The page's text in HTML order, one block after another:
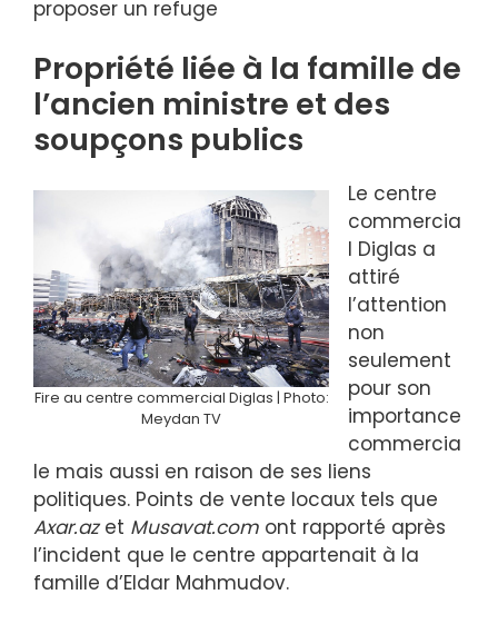
proposer un refuge
Propriété liée à la famille de
l’ancien ministre et des
soupçons publics
Fire au centre commercial Diglas | Photo:
Meydan TV
Le centre
commercia
l Diglas a
attiré
l’attention
non
seulement
pour son
importance
commercia
le mais aussi en raison de ses liens
politiques. Points de vente locaux tels que
Axar.azet Musavat.com ont rapporté après
l’incident que le centre appartenait à la
famille d’Eldar Mahmudov.